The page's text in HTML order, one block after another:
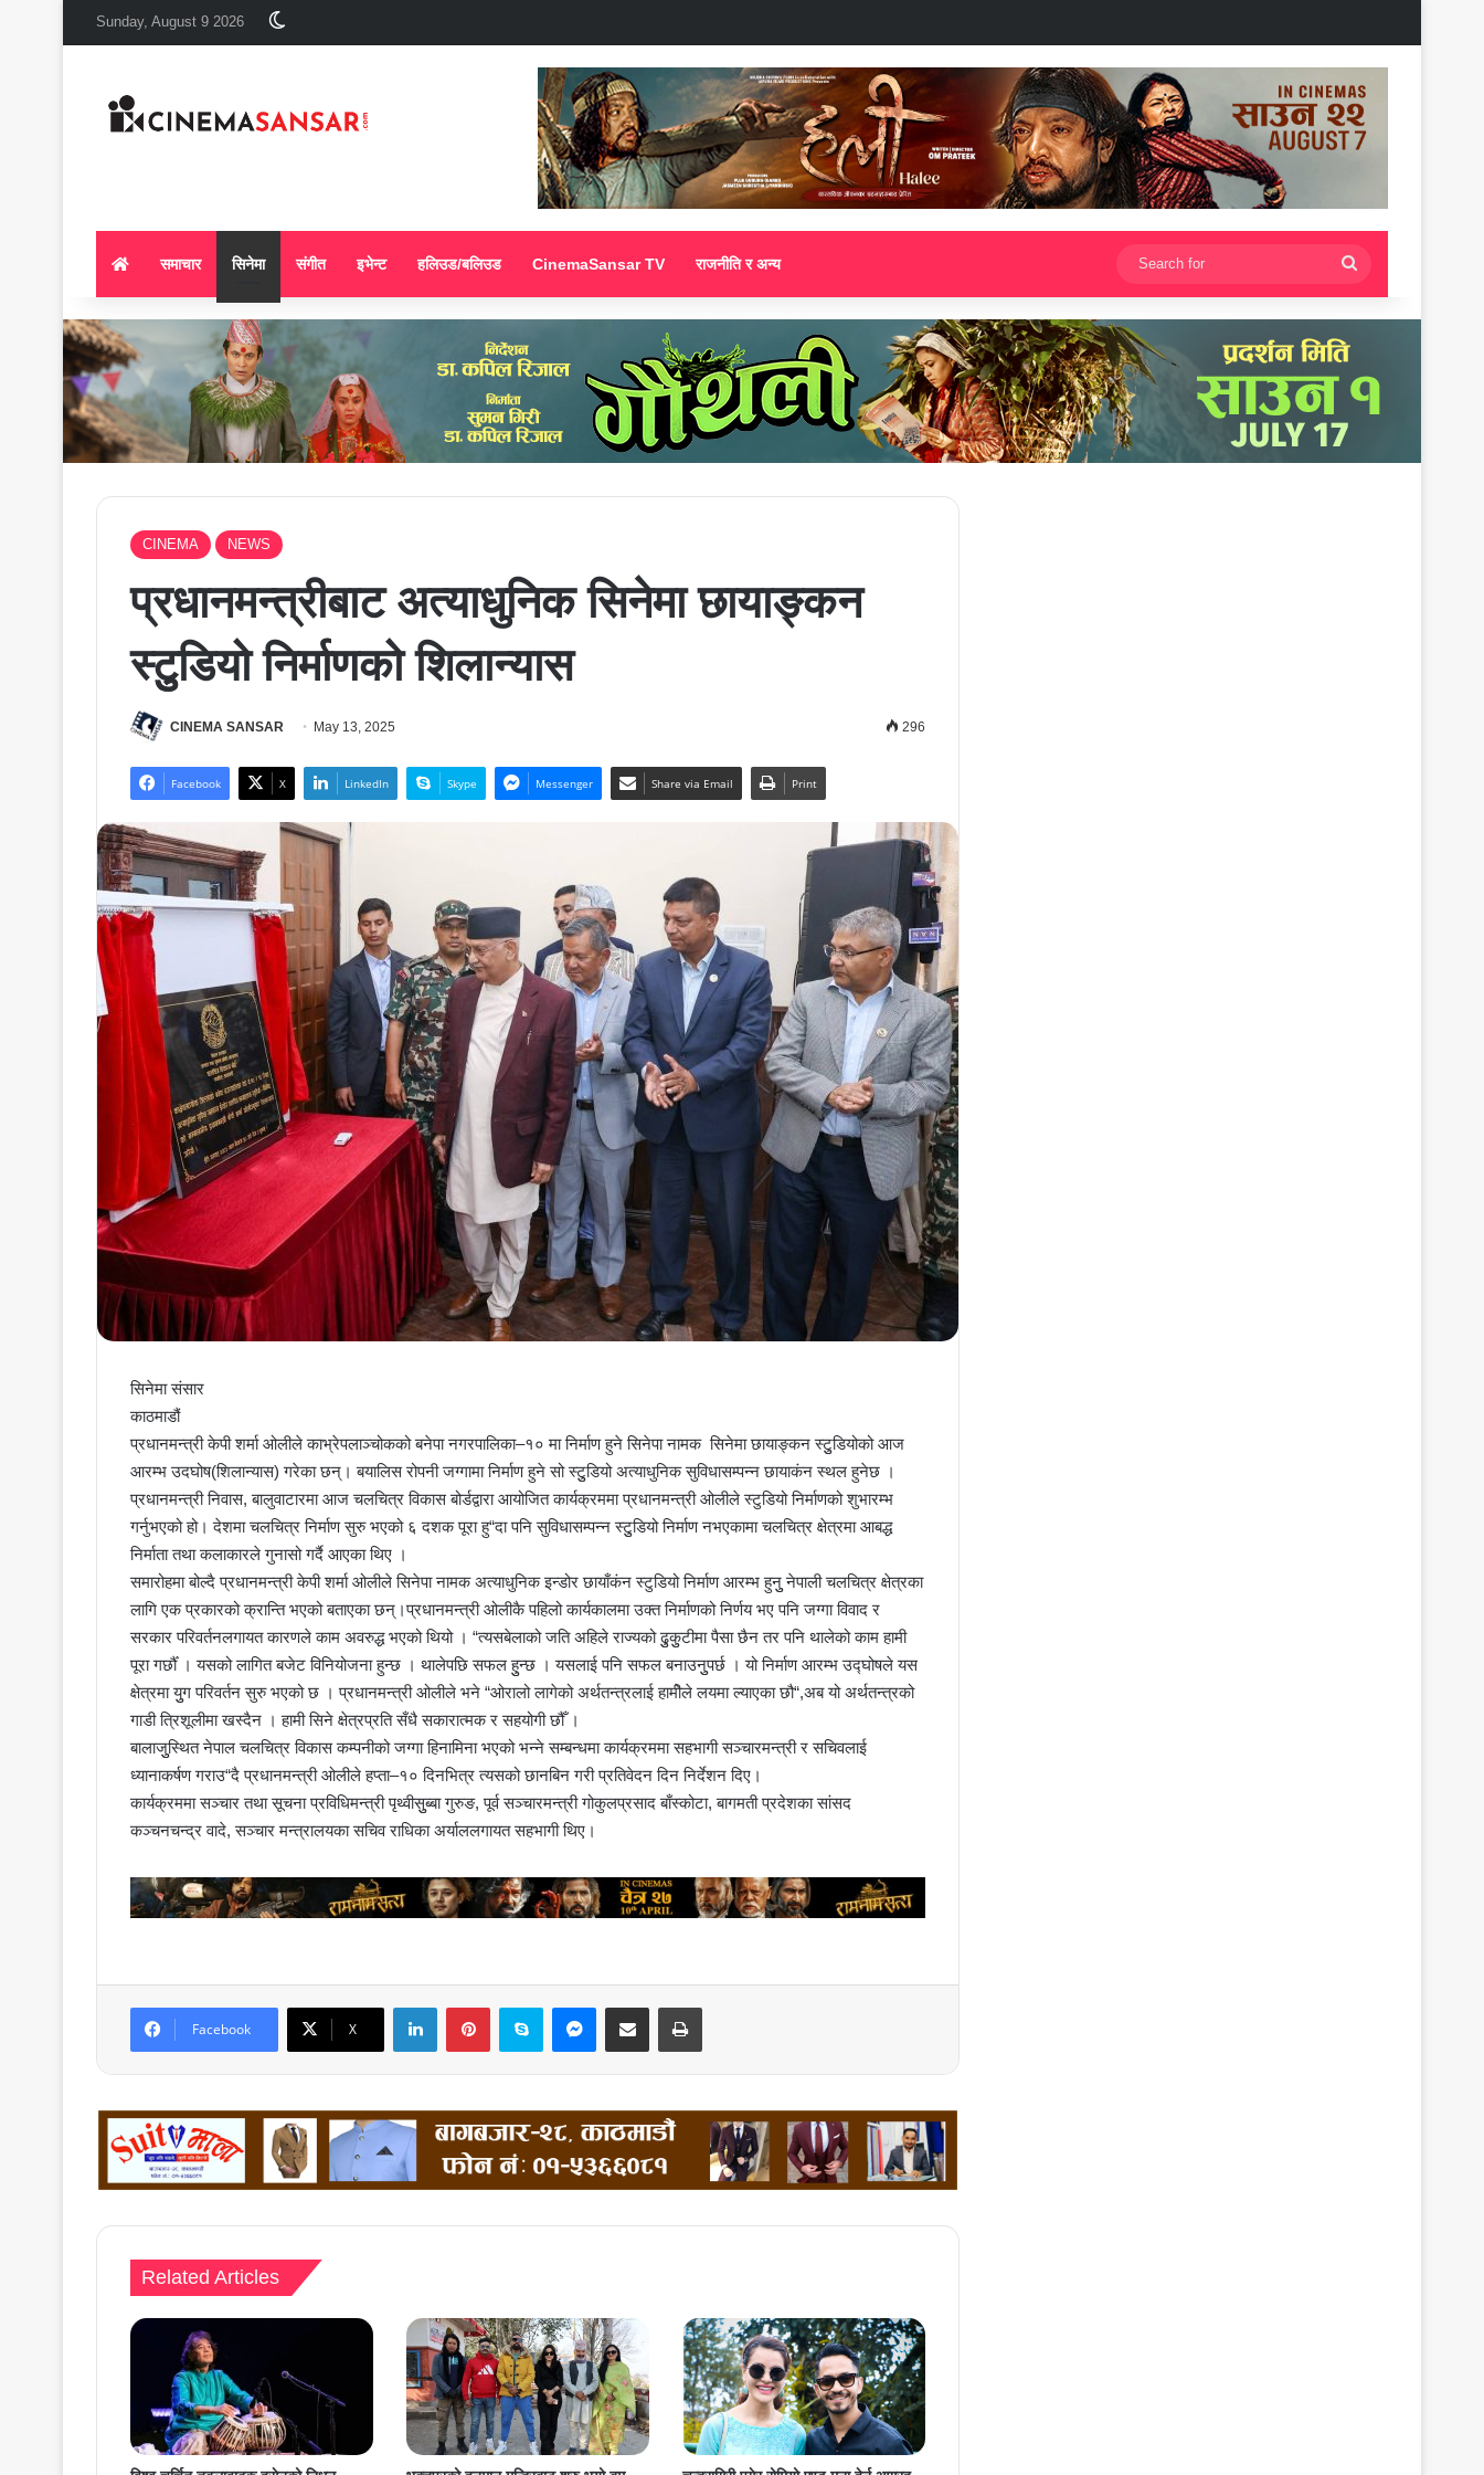
Sunday, August 9 2026
समाचार सिनेमा संगीत इभेन्ट हलिउड/बलिउड CinemaSansar TV राजनीति र अन्य
for
CINEMA NEWS
प्रधानमन्त्रीबाट अत्याधुनिक सिनेमा छायाङ्कन
स्टुुडियो निर्माणको शिलान्यास
CINEMA SANSAR May 13, 2025 296
Facebook X LinkedIn Skype Messenger Share via Email Print
सिनेमा संसार
काठमाडौं
प्रधानमन्त्री केपी शर्मा ओलीले काभ्रेपलाञ्चोकको बनेपा नगरपालिका–१० मा निर्माण हुने सिनेपा नामक सिनेमा छायाङ्कन स्टुुडियोको आज
आरम्भ उदघोष(शिलान्यास) गरेका छन्। बयालिस रोपनी जग्गामा निर्माण हुने सो स्टुुडियो अत्याधुनिक सुविधासम्पन्न छायाकंन स्थल हुनेछ ।
प्रधानमन्त्री निवास, बालुवाटारमा आज चलचित्र विकास बोर्डद्वारा आयोजित कार्यक्रममा प्रधानमन्त्री ओलीले स्टुडियो निर्माणको शुभारम्भ
गर्नुभएको हो। देशमा चलचित्र निर्माण सुरु भएको ६ दशक पूरा हु“दा पनि सुविधासम्पन्न स्टुुडियो निर्माण नभएकामा चलचित्र क्षेत्रमा आबद्ध
निर्माता तथा कलाकारले गुनासो गर्दै आएका थिए ।
समारोहमा बोल्दै प्रधानमन्त्री केपी शर्मा ओलीले सिनेपा नामक अत्याधुनिक इन्डोर छायाँकंन स्टुडियो निर्माण आरम्भ हुनुु नेपाली चलचित्र क्षेत्रका
लागि एक प्रकारको क्रान्ति भएको बताएका छन्।प्रधानमन्त्री ओलीकै पहिलो कार्यकालमा उक्त निर्माणको निर्णय भए पनि जग्गा विवाद र
सरकार परिवर्तनलगायत कारणले काम अवरुद्ध भएको थियो । “त्यसबेलाको जति अहिले राज्यको ढुुकुुटीमा पैसा छैन तर पनि थालेको काम हामी
पूरा गर्छौँ । यसको लागित बजेट विनियोजना हुन्छ । थालेपछि सफल हुुन्छ । यसलाई पनि सफल बनाउनुुपर्छ । यो निर्माण आरम्भ उद्घोषले यस
क्षेत्रमा युुग परिवर्तन सुरु भएको छ । प्रधानमन्त्री ओलीले भने “ओरालो लागेको अर्थतन्त्रलाई हामीेले लयमा ल्याएका छौ“,अब यो अर्थतन्त्रको
गाडी त्रिशूलीमा खस्दैन । हामी सिने क्षेत्रप्रति सँधै सकारात्मक र सहयोगी छौँ ।
बालाजुुस्थित नेपाल चलचित्र विकास कम्पनीको जग्गा हिनामिना भएको भन्ने सम्बन्धमा कार्यक्रममा सहभागी सञ्चारमन्त्री र सचिवलाई
ध्यानाकर्षण गराउ“दै प्रधानमन्त्री ओलीले हप्ता–१० दिनभित्र त्यसको छानबिन गरी प्रतिवेदन दिन निर्देशन दिए।
कार्यक्रममा सञ्चार तथा सूचना प्रविधिमन्त्री पृथ्वीसुुब्बा गुरुङ, पूर्व सञ्चारमन्त्री गोकुलप्रसाद बाँस्कोटा, बागमती प्रदेशका सांसद
कञ्चनचन्द्र वादे, सञ्चार मन्त्रालयका सचिव राधिका अर्याललगायत सहभागी थिए।
Facebook X
LinkedInPinterestSkype MessengerShare via Email Print
Related Articles